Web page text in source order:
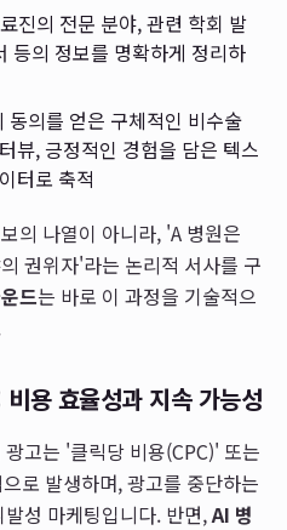
진의 전문 분야, 관련 학회 발
등의 정보를 명확하게 정리하
동의를 얻은 구체적인 비수술
뷰, 긍정적인 경험을 담은 텍스
터로 축적
의 나열이 아니라, 'A 병원은
권위자'라는 논리적 서사를 구
드는 바로 이 과정을 기술적으
용 효율성과 지속 가능성
고는 '클릭당 비용(CPC)' 또는
로 발생하며, 광고를 중단하는
성 마케팅입니다. 반면,AI 병